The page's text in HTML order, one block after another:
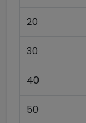
20
30
40
50